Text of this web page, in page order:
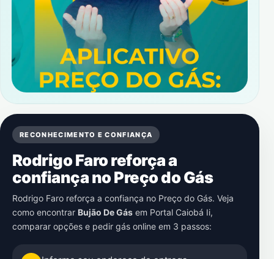
RECONHECIMENTO E CONFIANÇA
Rodrigo Faro reforça a
confiança no Preço do Gás
Rodrigo Faro reforça a confiança no Preço do Gás. Veja
como encontrar Bujão De Gás em Portal Caiobá Ii,
comparar opções e pedir gás online em 3 passos: